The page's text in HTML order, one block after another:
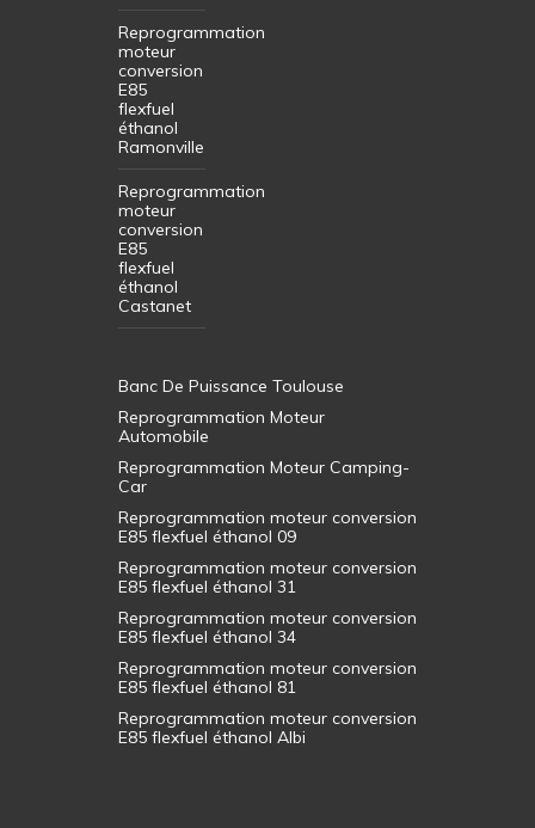
Reprogrammation
moteur
conversion
E85
flexfuel
éthanol
Ramonville
Reprogrammation
moteur
conversion
E85
flexfuel
éthanol
Castanet
Banc De Puissance Toulouse
Reprogrammation Moteur
Automobile
Reprogrammation Moteur Camping-
Car
Reprogrammation moteur conversion
E85 flexfuel éthanol 09
Reprogrammation moteur conversion
E85 flexfuel éthanol 31
Reprogrammation moteur conversion
E85 flexfuel éthanol 34
Reprogrammation moteur conversion
E85 flexfuel éthanol 81
Reprogrammation moteur conversion
E85 flexfuel éthanol Albi